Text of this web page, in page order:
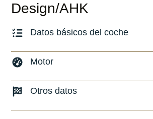
Design/AHK
Datos básicos del coche
Marca y modelo:
Fecha de matriculación:
Kilómetros:72361KM
Motor
Combustible: Híbrido (gasolina/eléctrico)
Otros datos